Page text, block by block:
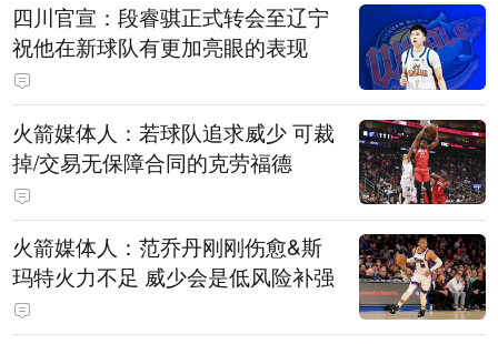
四川官宣：段睿骐正式转会至辽宁
祝他在新球队有更加亮眼的表现
火箭媒体人：若球队追求威少 可裁
掉/交易无保障合同的克劳福德
火箭媒体人：范乔丹刚刚伤愈&斯
玛特火力不足 威少会是低风险补强